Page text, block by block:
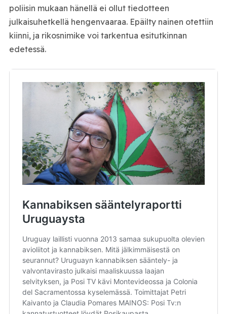
poliisin mukaan hänellä ei ollut tiedotteen
julkaisuhetkellä hengenvaaraa. Epäilty nainen otettiin
kiinni, ja rikosnimike voi tarkentua esitutkinnan
edetessä.